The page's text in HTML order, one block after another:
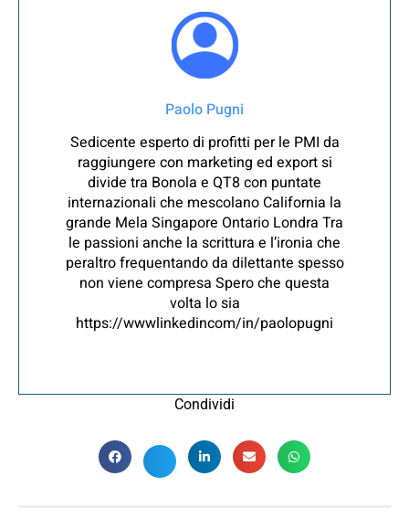
Paolo Pugni
Sedicente esperto di profitti per le PMI da
raggiungere con marketing ed export si
divide tra Bonola e QT8 con puntate
internazionali che mescolano California la
grande Mela Singapore Ontario Londra Tra
le passioni anche la scrittura e l’ironia che
peraltro frequentando da dilettante spesso
non viene compresa Spero che questa
volta lo sia
https://wwwlinkedincom/in/paolopugni
Condividi